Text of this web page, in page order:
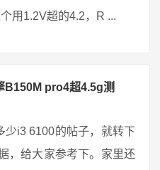
用1.2V超的4.2，R ...
B150M pro4超4.5g测
少i3 6100的帖子，就转下
，给大家参考下。家里还